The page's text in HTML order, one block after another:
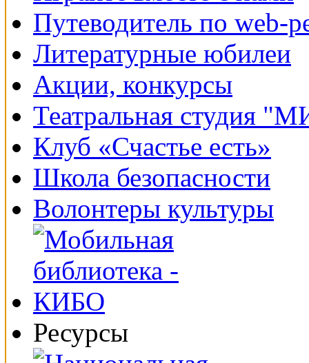
Путеводитель по web-
Литературные юбилеи
Акции, конкурсы
Театральная студия
Клуб «Счастье есть»
Школа безопасности
Волонтеры культуры
Ресурсы